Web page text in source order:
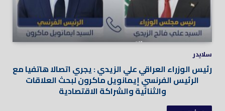
سلايدر
رئيس الوزراء العراقي علي الزيدي : يجري اتصالا هاتفيا مع
الرئيس الفرنسي إيمانويل ماكرون لبحث العلاقات
والثنائية والشراكة الاقتصادية